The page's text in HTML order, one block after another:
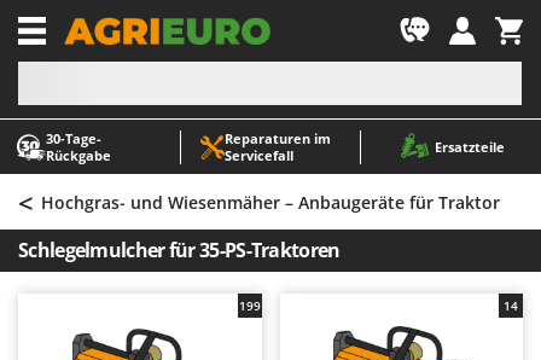
30‑Tage-
Rückgabe
Reparaturen im
Servicefall
Ersatzteile
-1
A
Abbeermaschinen - Traubenmühlen
Abfüllgeräte
Akku Gartenscheren
Akku Gras- und Strauchscheren
Allzwecktransporter - Motorschubkarren
A
ABAC
AgriEuro Premium
AgriEuro TOP-LINE
AGT
Airmec
< Hochgras- und Wiesenmäher – Anbaugeräte für Traktor
Schlegelmulcher für 35-PS-Traktoren
199 14